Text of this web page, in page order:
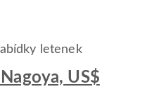
letenek
US$